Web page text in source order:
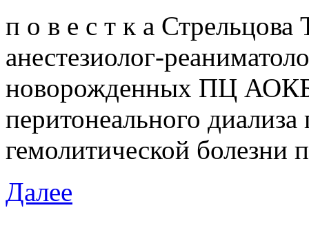
п о в е с т к а Стрельцова
анестезиолог-
новорожденных ПЦ
перитонеального
гемолитической
Далее